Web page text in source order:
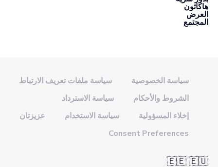
هاكاثون
العرض
المجتمع
سياسة الخصوصية
سياسة ملفات تعريف الارتباط
الشروط والأحكام
سياسة الاسترداد
إخلاء المسؤولية
سياسة الاستخدام
عزيزتان
Consent Preferences
🇪🇪 🇪🇺